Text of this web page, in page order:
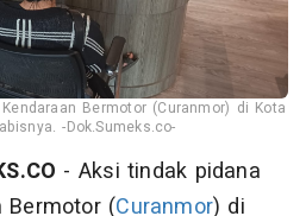
Bermotor (Curanmor) di Kota
-Dok.Sumeks.co-
- Aksi tindak pidana
Bermotor (Curanmor) di